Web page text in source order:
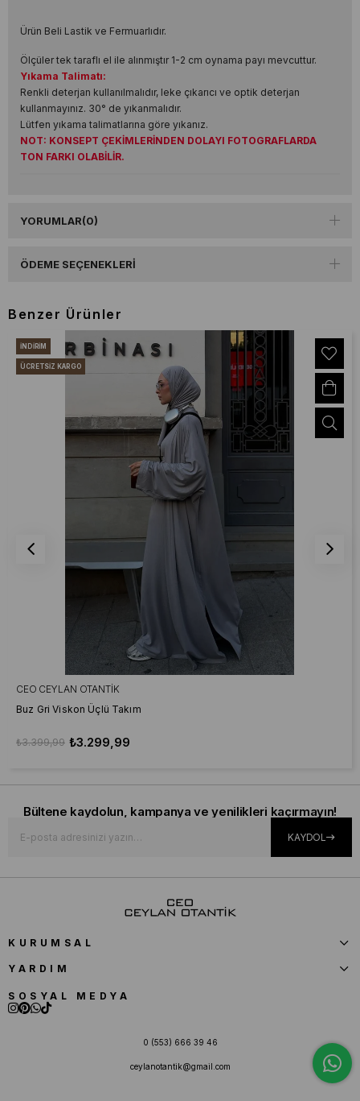
Ürün Beli Lastik ve Fermuarlıdır.
Ölçüler tek taraflı el ile alınmıştır 1-2 cm oynama payı mevcuttur.
Yıkama Talimatı:
Renkli deterjan kullanılmalıdır, leke çıkarıcı ve optik deterjan
kullanmayınız. 30° de yıkanmalıdır.
Lütfen yıkama talimatlarına göre yıkanız.
NOT: KONSEPT ÇEKİMLERİNDEN DOLAYI FOTOGRAFLARDA
TON FARKI OLABİLİR.
YORUMLAR(0)
ÖDEME SEÇENEKLERI
Benzer Ürünler
CEO CEYLAN OTANTIK
Buz Gri Viskon Üçlü Takım
₺3.299,99
₺3.399,99
İNDIRIM
ÜCRETSIZ KARGO
Bültene kaydolun, kampanya ve yenilikleri kaçırmayın!
KAYDOL
KURUMSAL
YARDIM
SOSYAL MEDYA
0 (553) 666 39 46
ceylanotantik@gmail.com